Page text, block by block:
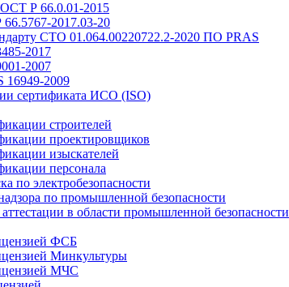
Р 66.0.01-2015
2017.03-20
СТО 01.064.00220722.2-2020 ПО PRAS
2017
2007
16949-2009
сертификата ИСО (ISO)
строителей
проектировщиков
изыскателей
персонала
по электробезопасности
по промышленной безопасности
в области промышленной безопасности
ФСБ
Минкультуры
МЧС